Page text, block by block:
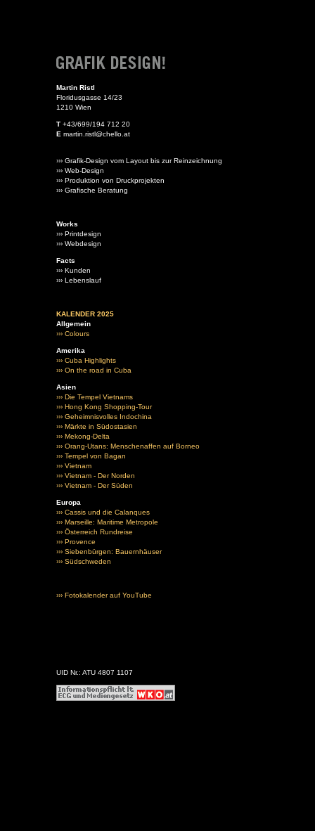
Martin Ristl
Floridusgasse 14/23
1210 Wien
T +43/699/194 712 20
E martin.ristl@chello.at
››› Grafik-Design vom Layout bis zur Reinzeichnung
››› Web-Design
››› Produktion von Druckprojekten
››› Grafische Beratung
Works
››› Printdesign
››› Webdesign
Facts
››› Kunden
››› Lebenslauf
KALENDER 2025
Allgemein
››› Colours
Amerika
››› Cuba Highlights
››› On the road in Cuba
Asien
››› Die Tempel Vietnams
››› Hong Kong Shopping-Tour
››› Geheimnisvolles Indochina
››› Märkte in Südostasien
››› Mekong-Delta
››› Orang-Utans: Menschenaffen auf Borneo
››› Tempel von Bagan
››› Vietnam
››› Vietnam - Der Norden
››› Vietnam - Der Süden
Europa
››› Cassis und die Calanques
››› Marseille: Maritime Metropole
››› Österreich Rundreise
››› Provence
››› Siebenbürgen: Bauernhäuser
››› Südschweden
››› Fotokalender auf YouTube
UID Nr.: ATU 4807 1107